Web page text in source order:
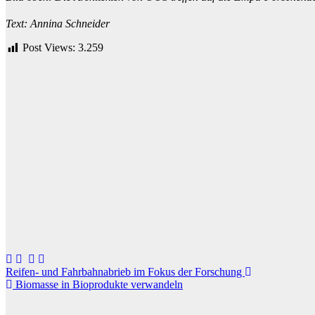
Text: Annina Schneider
Post Views: 3.259
Beitragsnavigation
Reifen- und Fahrbahnabrieb im Fokus der Forschung
Biomasse in Bioprodukte verwandeln